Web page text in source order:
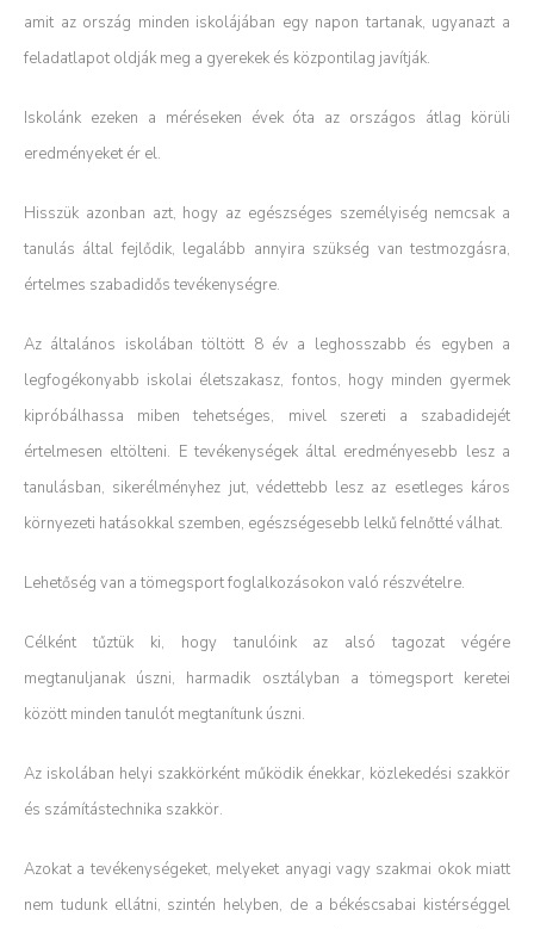
amit az ország minden iskolájában egy napon tartanak, ugyanazt a
feladatlapot oldják meg a gyerekek és központilag javítják.
Iskolánk ezeken a méréseken évek óta az országos átlag körüli
eredményeket ér el.
Hisszük azonban azt, hogy az egészséges személyiség nemcsak a
tanulás által fejlődik, legalább annyira szükség van testmozgásra,
értelmes szabadidős tevékenységre.
Az általános iskolában töltött 8 év a leghosszabb és egyben a
legfogékonyabb iskolai életszakasz, fontos, hogy minden gyermek
kipróbálhassa miben tehetséges, mivel szereti a szabadidejét
értelmesen eltölteni. E tevékenységek által eredményesebb lesz a
tanulásban, sikerélményhez jut, védettebb lesz az esetleges káros
környezeti hatásokkal szemben, egészségesebb lelkű felnőtté válhat.
Lehetőség van a tömegsport foglalkozásokon való részvételre.
Célként tűztük ki, hogy tanulóink az alsó tagozat végére
megtanuljanak úszni, harmadik osztályban a tömegsport keretei
között minden tanulót megtanítunk úszni.
Az iskolában helyi szakkörként működik énekkar, közlekedési szakkör
és számítástechnika szakkör.
Azokat a tevékenységeket, melyeket anyagi vagy szakmai okok miatt
nem tudunk ellátni, szintén helyben, de a békéscsabai kistérséggel